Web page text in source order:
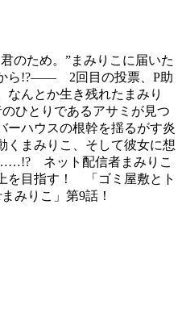
のため。”まみりこに届いた
ら!?―― 2回目の投票、P助
なんとか生き残れたまみり
ひとりであるアサミが見つ
ーハウスの根幹を揺るがす炎
くまみりこ、そして彼女に想
ネット配信者まみりこ
を目指す！ 「ゴミ屋敷とト
みりこ」第9話！